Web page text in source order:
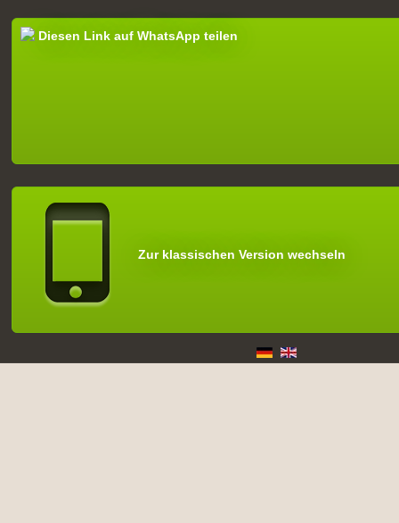
Diesen Link auf WhatsApp teilen
Zur klassischen Version wechseln